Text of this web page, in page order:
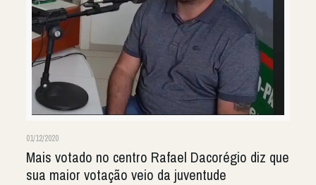
01/12/2020
Mais votado no centro Rafael Dacorégio diz que
sua maior votação veio da juventude